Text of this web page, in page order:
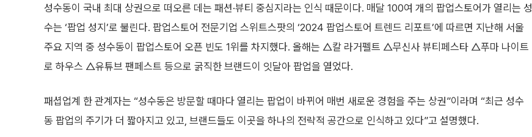
성수동이 국내 최대 상권으로 떠오른 데는 패션·뷰티 중심지라는 인식 때문이다. 매달 100여 개의 팝업스토어가 열리는 성
수는 ‘팝업 성지’로 불린다. 팝업스토어 전문기업 스위트스팟의 ‘2024 팝업스토어 트렌드 리포트’에 따르면 지난해 서울
주요 지역 중 성수동이 팝업스토어 오픈 빈도 1위를 차지했다. 올해는 △칼 라거펠트 △무신사 뷰티페스타 △푸마 나이트
로 하우스 △유튜브 팬페스트 등으로 굵직한 브랜드이 잇달아 팝업을 열었다.
패셥업계 한 관계자는 “성수동은 방문할 때마다 열리는 팝업이 바뀌어 매번 새로운 경험을 주는 상권”이라며 “최근 성수
동 팝업의 주기가 더 짧아지고 있고, 브랜드들도 이곳을 하나의 전략적 공간으로 인식하고 있다”고 설명했다.